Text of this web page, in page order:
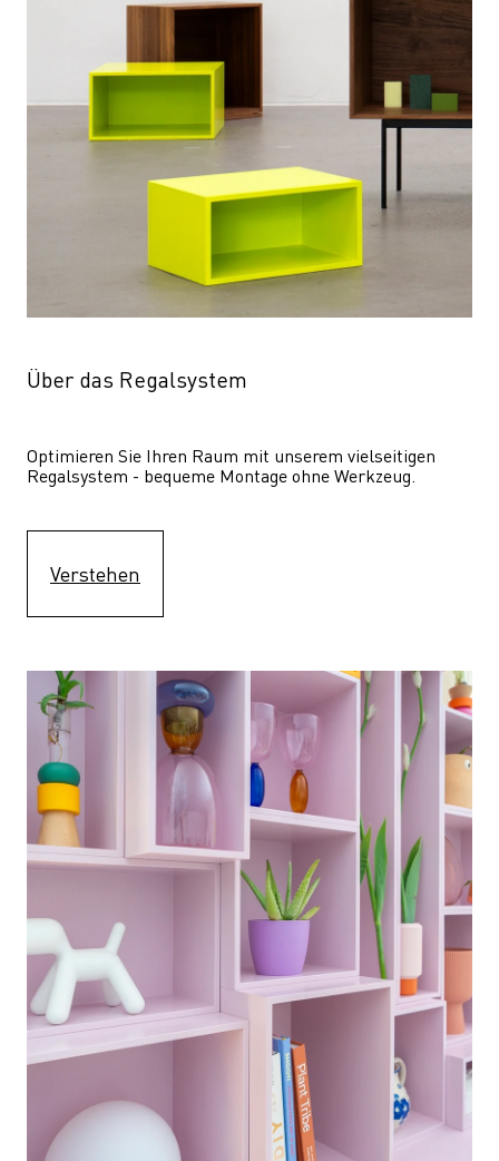
Über das Regalsystem
Optimieren Sie Ihren Raum mit unserem vielseitigen
Regalsystem - bequeme Montage ohne Werkzeug.
Verstehen